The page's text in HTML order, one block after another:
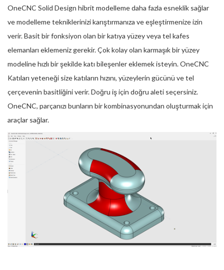
OneCNC Solid Design hibrit modelleme daha fazla esneklik sağlar
ve modelleme tekniklerinizi karıştırmanıza ve eşleştirmenize izin
verir. Basit bir fonksiyon olan bir katıya yüzey veya tel kafes
elemanları eklemeniz gerekir. Çok kolay olan karmaşık bir yüzey
modeline hızlı bir şekilde katı bileşenler eklemek isteyin. OneCNC
Katıları yeteneği size katıların hızını, yüzeylerin gücünü ve tel
çerçevenin basitliğini verir. Doğru iş için doğru aleti seçersiniz.
OneCNC, parçanızı bunların bir kombinasyonundan oluşturmak için
araçlar sağlar.